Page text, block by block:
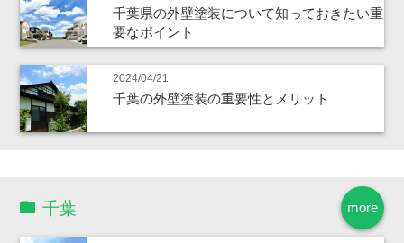
千葉県の外壁塗装について知っておきたい重
要なポイント
2024/04/21
千葉の外壁塗装の重要性とメリット
more
千葉